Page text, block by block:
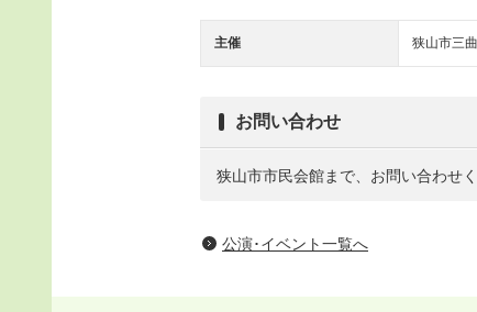
主催 狭山市三
お問い合わせ
狭山市市民会館まで、お問い合わせく
公演･イベント一覧へ